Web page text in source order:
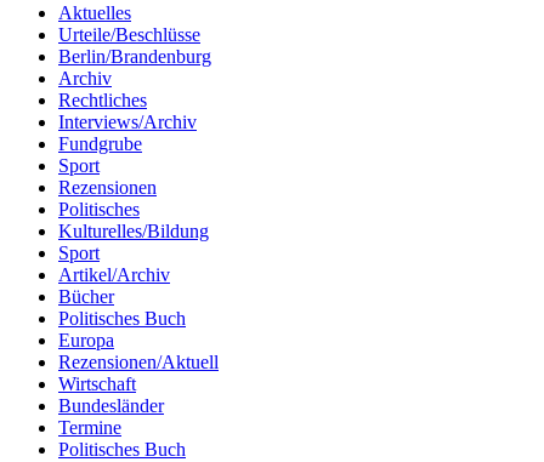
Aktuelles
Urteile/Beschlüsse
Berlin/Brandenburg
Archiv
Rechtliches
Interviews/Archiv
Fundgrube
Sport
Rezensionen
Politisches
Kulturelles/Bildung
Sport
Artikel/Archiv
Bücher
Politisches Buch
Europa
Rezensionen/Aktuell
Wirtschaft
Bundesländer
Termine
Politisches Buch